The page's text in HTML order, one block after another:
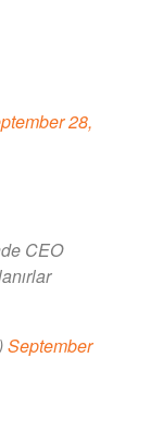
28,
CEO
September